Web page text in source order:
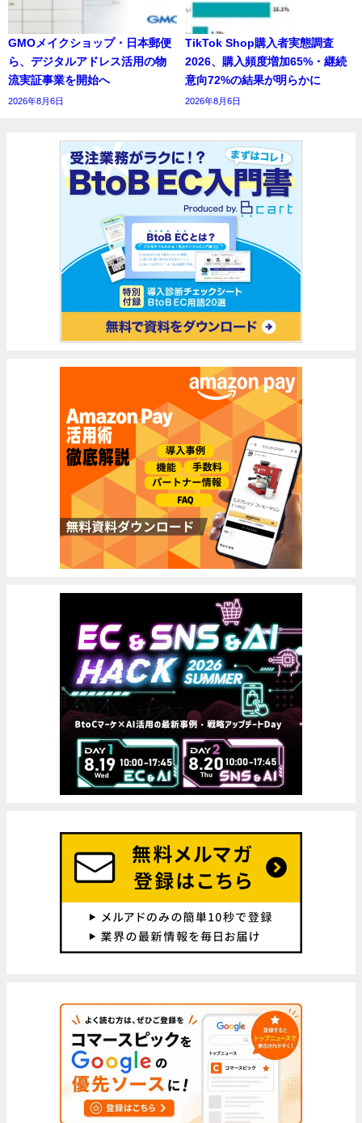
GMOメイクショップ・日本郵便
ら、デジタルアドレス活用の物
流実証事業を開始へ
2026年8月6日
TikTok Shop購入者実態調査
2026、購入頻度増加65%・継続
意向72%の結果が明らかに
2026年8月6日